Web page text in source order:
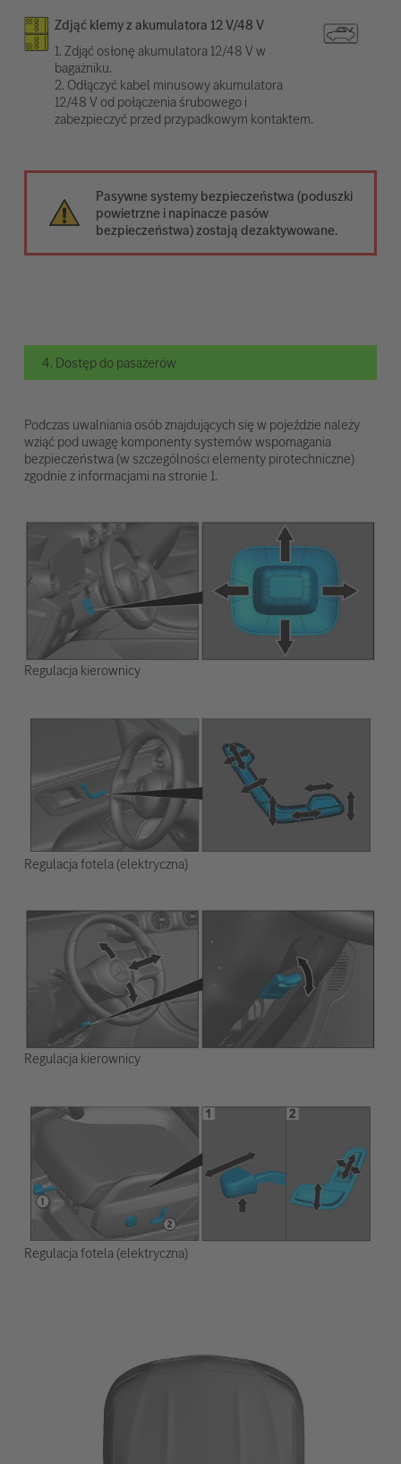
Zdjąć klemy z akumulatora 12 V/48 V
1. Zdjąć osłonę akumulatora 12/48 V w
bagażniku.
2. Odłączyć kabel minusowy akumulatora
12/48 V od połączenia śrubowego i
zabezpieczyć przed przypadkowym kontaktem.
Pasywne systemy bezpieczeństwa (poduszki
powietrzne i napinacze pasów
bezpieczeństwa) zostają dezaktywowane.
4. Dostęp do pasażerów
Podczas uwalniania osób znajdujących się w pojeździe należy
wziąć pod uwagę komponenty systemów wspomagania
bezpieczeństwa (w szczególności elementy pirotechniczne)
zgodnie z informacjami na stronie 1.
Regulacja kierownicy
Regulacja fotela (elektryczna)
Regulacja kierownicy
Regulacja fotela (elektryczna)